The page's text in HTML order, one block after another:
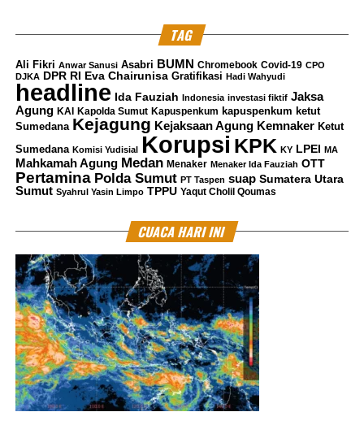
yang dapat meningkatkan
covid19” tambah mantan
Wakil Kepala Dinas
Kebersihan dan
Lingkungan Hidup, Ali
Maulana Hakim, usai
meninjau warga yang
sedang menyumbangkan
darahnya. (MES)
Kritik saran kami terima untuk pengembangan
konten kami. Jangan lupa subscribe dan like di
Channel YouTube, Instagram dan Tik Tok.
TAG
Ali Fikri Anwar Sanusi Asabri BUMN Chromebook Covid-19 CPO
DJKA
DPR RI Eva Chairunisa Gratifikasi Hadi Wahyudi
headline Ida Fauziah Indonesia investasi fiktif Jaksa
Agung KAI Kapolda Sumut Kapuspenkum kapuspenkum ketut
Sumedana Kejagung Kejaksaan Agung Kemnaker Ketut
Sumedana Komisi Yudisial Korupsi KPK KY LPEI MA
Mahkamah Agung Medan Menaker Menaker Ida Fauziah OTT
Pertamina Polda Sumut PT Taspen suap Sumatera Utara
Sumut Syahrul Yasin Limpo TPPU Yaqut Cholil Qoumas
CUACA HARI INI